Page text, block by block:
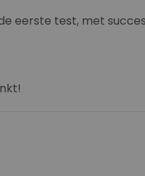
eerste test, met